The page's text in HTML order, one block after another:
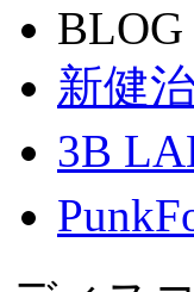
BLOG
新健
3B